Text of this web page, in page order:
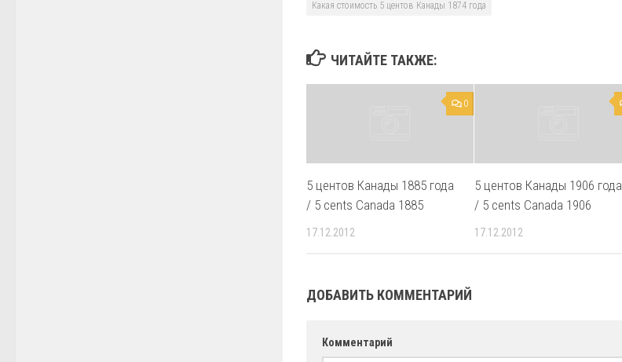
Какая стоимость 5 центов Канады 1874 года
ЧИТАЙТЕ ТАКЖЕ:
0
5 центов Канады 1885 года
/ 5 cents Canada 1885
17.12.2012
5 центов Канады 1906 года
/ 5 cents Canada 1906
17.12.2012
ДОБАВИТЬ КОММЕНТАРИЙ
Комментарий